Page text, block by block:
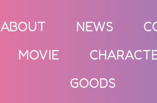
ABOUT NEWS
MOVIE
GOODS